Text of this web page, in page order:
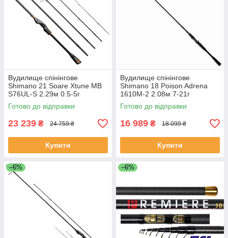
Вудилище спінінгове
Shimano 21 Soare Xtune MB
S76UL-S 2.29м 0.5-5г
Готово до відправки
23 239 ₴ 24 759 ₴
Купити
Вудилище спінінгове
Shimano 18 Poison Adrena
1610M-2 2.08м 7-21г
Готово до відправки
16 989 ₴ 18 099 ₴
Купити
–6% –6%